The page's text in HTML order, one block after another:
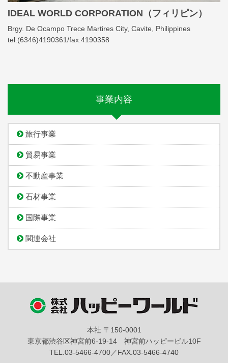
IDEAL WORLD CORPORATION（フィリピン）
Brgy. De Ocampo Trece Martires City, Cavite, Philippines
tel.(6346)4190361/fax.4190358
事業内容
旅行事業
貿易事業
不動産事業
石材事業
国際事業
関連会社
本社 〒150-0001
東京都渋谷区神宮前6-19-14 神宮前ハッピービル10F
TEL.03-5466-4700／FAX.03-5466-4740